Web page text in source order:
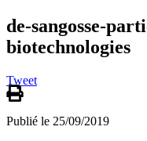
de-sangosse-
biotechnologies
Tweet
Publié le 25/09/2019